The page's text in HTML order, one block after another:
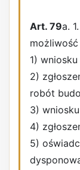
Art. 79a.
1)
2)
robót
3)
4)
5)